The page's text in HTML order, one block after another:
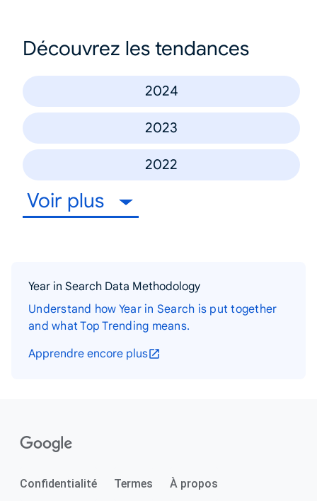
Découvrez les tendances
2024
2023
2022
Voir plus
Year in Search Data Methodology
Understand how Year in Search is put together
and what Top Trending means.
Apprendre encore plus
Confidentialité Termes À propos